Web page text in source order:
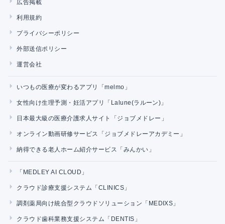
広告掲載
利用規約
プライバシーポリシー
外部送信ポリシー
運営会社
いつもの医療が変わるアプリ「melmo」
女性向け生理予測・妊活アプリ「Lalune(ラルーン)」
日本最大級の医療介護求人サイト「ジョブメドレー」
オンライン動画研修サービス「ジョブメドレーアカデミー」
納得できる老人ホーム紹介サービス「みんかい」
「MEDLEY AI CLOUD」
クラウド診療支援システム「CLINICS」
調剤薬局向け統合型クラウドソリューション「MEDIXS」
クラウド歯科業務支援システム「DENTIS」